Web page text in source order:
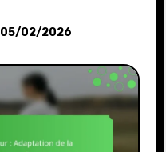
05/02/2026